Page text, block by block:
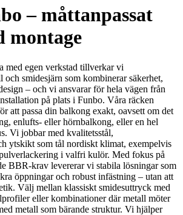
– måttanpassat
montage
med egen verkstad tillverkar vi
och smidesjärn som kombinerar säkerhet,
– och vi ansvarar för hela vägen från
på plats i Funbo. Våra räcken
att passa din balkong exakt, oavsett om det
enlufts- eller hörnbalkong, eller en hel
Vi jobbar med kvalitetsstål,
ytskikt som tål nordiskt klimat, exempelvis
i valfri kulör. Med fokus på
BBR-krav levererar vi stabila lösningar som
öppningar och robust infästning – utan att
Välj mellan klassiskt smidesuttryck med
eller kombinationer där metall möter
metall som bärande struktur. Vi hjälper